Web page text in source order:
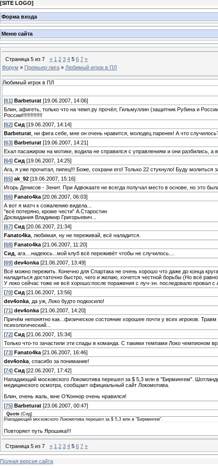
[SITE LOGO]
Форма входа
Меню сайта
Страница 5 из 7 « 1 2 3 4 5 6 7 »
Форум » Премьер-лига » Любимый игрок в ПЛ
Любимый игрок в ПЛ
[61 ] Barbeturat [19.06.2007, 14:06]
Блин, афигеть, только что на чемп.ру прочёл, Гильмуллин (защитник Рубина и
России!!!!!!!!!!!!!!
[62] Сид [19.06.2007, 14:14]
Barbeturat , ни фига себе, мне он очень нравится, молодец паренек! А что
[63] Barbeturat [19.06.2007, 14:21]
Ехал пасажиром на мотике, водила не справился с управлениям и они разбились, а
[64] Сид [19.06.2007, 14:25]
Ага, я уже прочитал, пипец!!! Боже, сохрани его! Только 22 стукнуло! Буду молиться
[65] ak_92 [19.06.2007, 15:16]
Игорь Денисов - Зенит. При Адвокаате не всегда получал место в основе, но это
[66] Fanato4ka [20.06.2007, 06:03]
А вот я матч к сожалению видела...
"всё потеряно, кроме чести" А.Старостин
Досвидания Владимир Григорьевич...
[67] Сид [20.06.2007, 21:34]
Fanato4ka , любимая, ну не переживай, всё наладится.
[68] Fanato4ka [21.06.2007, 11:20]
Сид , ага....надеюсь...мой клуб всё переживёт чтобы не случилось....
[69] dev4onka [21.06.2007, 13:49]
Всё можно пережить. Конечно для Спартака не очень хорошо что даже до конца
наладиться достаточно быстро, чего и желаю, хочется честной борьбы (Но всё
У локо сейчас тоже не всё хорошо:после поражения с луч-эн. последовало провал с
[70] Сид [21.06.2007, 13:56]
dev4onka , да уж, Локо будто подкосило!
[71 ] dev4onka [21.06.2007, 14:20]
Причём непонятно как...физическое состояние хорошее почти у всех игроков.
психологический...
[72] Сид [21.06.2007, 15:34]
Только что-то зачастили эти спады в команда. С такими темпами Локо чемпионом
[73] Fanato4ka [21.06.2007, 16:46]
dev4onka , спасибо за понимание!
[74] Сид [22.06.2007, 17:42]
Нападающий московского Локомотива перешел за $ 5,3 млн в "Бирмингем".
медицинского осмотра, сообщает официальный сайт Локомотива.
Блин, очень жаль, мне О'Коннор очень нравился!
[75] Barbeturat [23.06.2007, 00:47]
Quote (Сид)
Нападающий московского Локомотива перешел за $ 5,3 млн в "Бирмингем".
Повторяет путь Ярошика!!!
Страница 5 из 7 « 1 2 3 4 5 6 7 »
Полная версия сайта